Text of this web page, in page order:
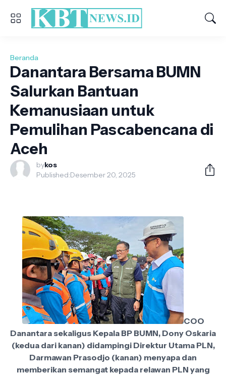
Beranda
Danantara Bersama BUMN
Salurkan Bantuan
Kemanusiaan untuk
Pemulihan Pascabencana di
Aceh
bykos
Published:Desember 20, 2025
COO
Danantara sekaligus Kepala BP BUMN, Dony Oskaria
(kedua dari kanan) didampingi Direktur Utama PLN,
Darmawan Prasodjo (kanan) menyapa dan
memberikan semangat kepada relawan PLN yang